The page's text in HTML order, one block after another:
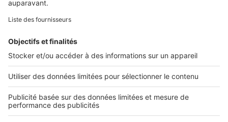
Retrouvez-nous sur ...
L'ENTREPRISE
Nous contacter
Nous recrutons